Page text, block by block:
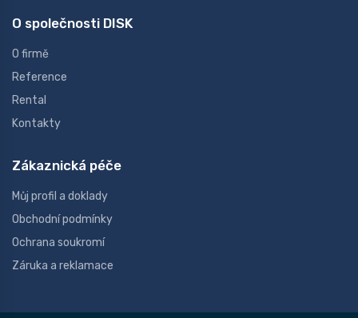
O společnosti DISK
O firmě
Reference
Rental
Kontakty
Zákaznická péče
Můj profil a doklady
Obchodní podmínky
Ochrana soukromí
Záruka a reklamace